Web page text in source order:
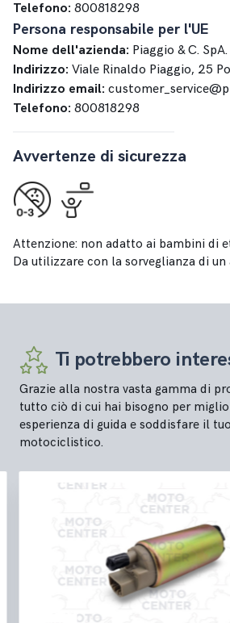
Telefono: 800818298
Persona responsabile per l'UE
Nome dell'azienda: Piaggio & C. SpA.
Indirizzo: Viale Rinaldo Piaggio, 25
Indirizzo email:
Telefono: 800818298
Avvertenze di sicurezza
Attenzione: non adatto ai bambini di
Da utilizzare con la sorveglianza di un
Ti potrebbero
Grazie alla nostra vasta gamma di
tutto ciò di cui hai bisogno per
esperienza di guida e soddisfare il
motociclistico.